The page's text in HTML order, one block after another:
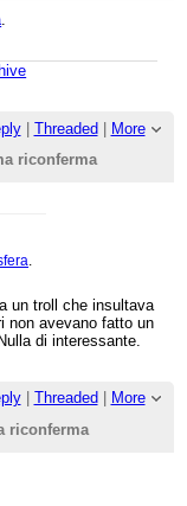
.
| Threaded | More
riconferma
.
un troll che insultava
non avevano fatto un
di interessante.
| Threaded
More
riconferma